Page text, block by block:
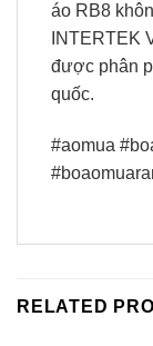
áo RB8
INTERTEK
được phân
quốc.
#aomua
RELATED